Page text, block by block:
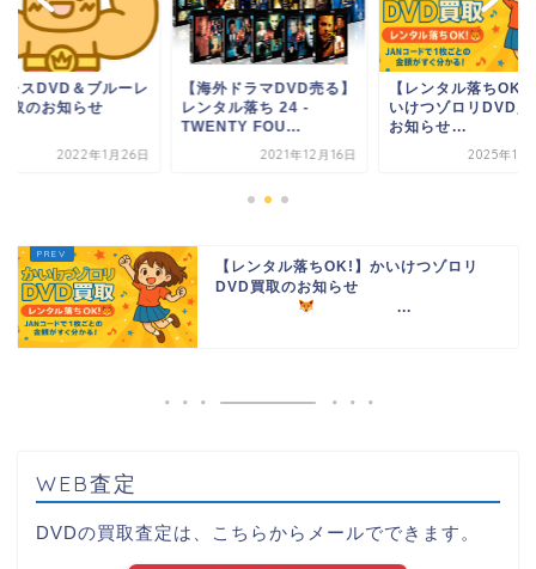
レスDVD＆ブルーレ
取のお知らせ
2022年1月26日
【海外ドラマDVD売る】
レンタル落ち 24 -
TWENTY FOU...
2021年12月16日
【レンタル落ちOK!
いけつゾロリDVD買
お知らせ...
2025年10
【レンタル落ちOK!】かいけつゾロリ
DVD買取のお知らせ
...
WEB査定
DVDの買取査定は、こちらからメールでできます。